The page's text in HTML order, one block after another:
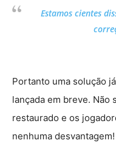
Estamos cientes
Portanto uma solução
lançada em breve. Não
restaurado e os
nenhuma desvantagem!